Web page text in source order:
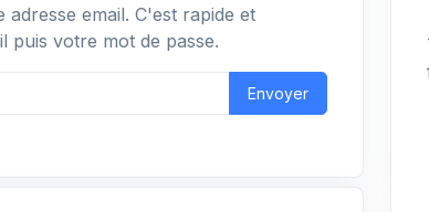
email. C'est rapide et
puis votre mot de passe.
Envoyer